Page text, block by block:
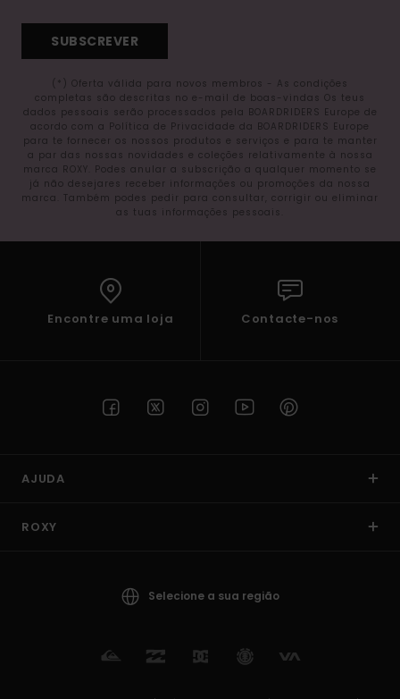
SUBSCREVER
(*) Oferta válida para novos membros - As condições
completas são descritas no e-mail de boas-vindas Os teus
dados pessoais serão processados pela BOARDRIDERS Europe de
acordo com a Política de Privacidade da BOARDRIDERS Europe
para te fornecer os nossos produtos e serviços e para te manter
a par das nossas novidades e coleções relativamente à nossa
marca ROXY. Podes anular a subscrição a qualquer momento se
já não desejares receber informações ou promoções da nossa
marca. Também podes pedir para consultar, corrigir ou eliminar
as tuas informações pessoais.
Encontre uma loja Contacte-nos
AJUDA
ROXY
Selecione a sua região